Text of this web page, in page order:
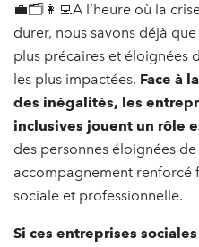
💼🗂️👩‍💻A l’heure où la
durer, nous savons déjà
plus précaires et éloignées
les plus impactées. Face à
des inégalités, les
inclusives jouent un rôle
des personnes éloignées
accompagnement renforcé
sociale et professionnelle.
Si ces entreprises